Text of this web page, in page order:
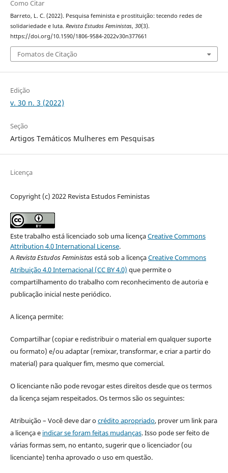
Como Citar
Barreto, L. C. (2022). Pesquisa feminista e prostituição: tecendo redes de
solidariedade e luta. Revista Estudos Feministas, 30(3).
https://doi.org/10.1590/1806-9584-2022v30n377661
Fomatos de Citação
Edição
v. 30 n. 3 (2022)
Seção
Artigos Temáticos Mulheres em Pesquisas
Licença
Copyright (c) 2022 Revista Estudos Feministas
Este trabalho está licenciado sob uma licençaCreative Commons
Attribution 4.0 International License.
ARevista Estudos Feministasestá sob a licençaCreative Commons
Atribuição 4.0 Internacional (CC BY 4.0) que permite o
compartilhamento do trabalho com reconhecimento de autoria e
publicação inicial neste periódico.
A licença permite:
Compartilhar (copiar e redistribuir o material em qualquer suporte
ou formato) e/ou adaptar (remixar, transformar, e criar a partir do
material) para qualquer fim, mesmo que comercial.
O licenciante não pode revogar estes direitos desde que os termos
da licença sejam respeitados. Os termos são os seguintes:
Atribuição – Você deve dar ocrédito apropriado, prover um link para
a licença e indicar se foram feitas mudanças. Isso pode ser feito de
várias formas sem, no entanto, sugerir que o licenciador (ou
licenciante) tenha aprovado o uso em questão.